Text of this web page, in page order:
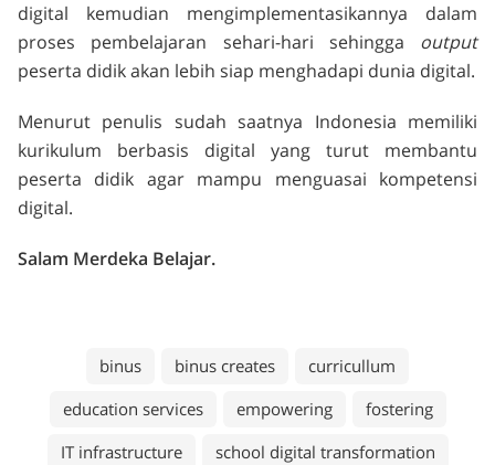
digital kemudian mengimplementasikannya dalam
proses pembelajaran sehari-hari sehingga output
peserta didik akan lebih siap menghadapi dunia digital.
Menurut penulis sudah saatnya Indonesia memiliki
kurikulum berbasis digital yang turut membantu
peserta didik agar mampu menguasai kompetensi
digital.
Salam Merdeka Belajar.
binus binus creates
curricullum
education services
empowering
fostering
IT infrastructure
school digital transformation